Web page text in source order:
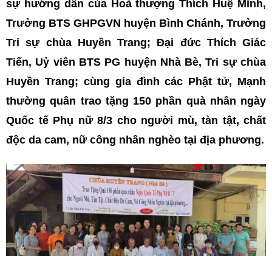
sự hướng dẫn của Hoà thượng Thích Huệ Minh,
Trưởng BTS GHPGVN huyện Bình Chánh, Trưởng
Tri sự chùa Huyền Trang; Đại đức Thích Giác
Tiến, Uỷ viên BTS PG huyện Nhà Bè, Tri sự chùa
Huyền Trang; cùng gia đình các Phật tử, Mạnh
thường quân trao tặng 150 phần quà nhân ngày
Quốc tế Phụ nữ 8/3 cho người mù, tàn tật, chất
độc da cam, nữ công nhân nghèo tại địa phương.